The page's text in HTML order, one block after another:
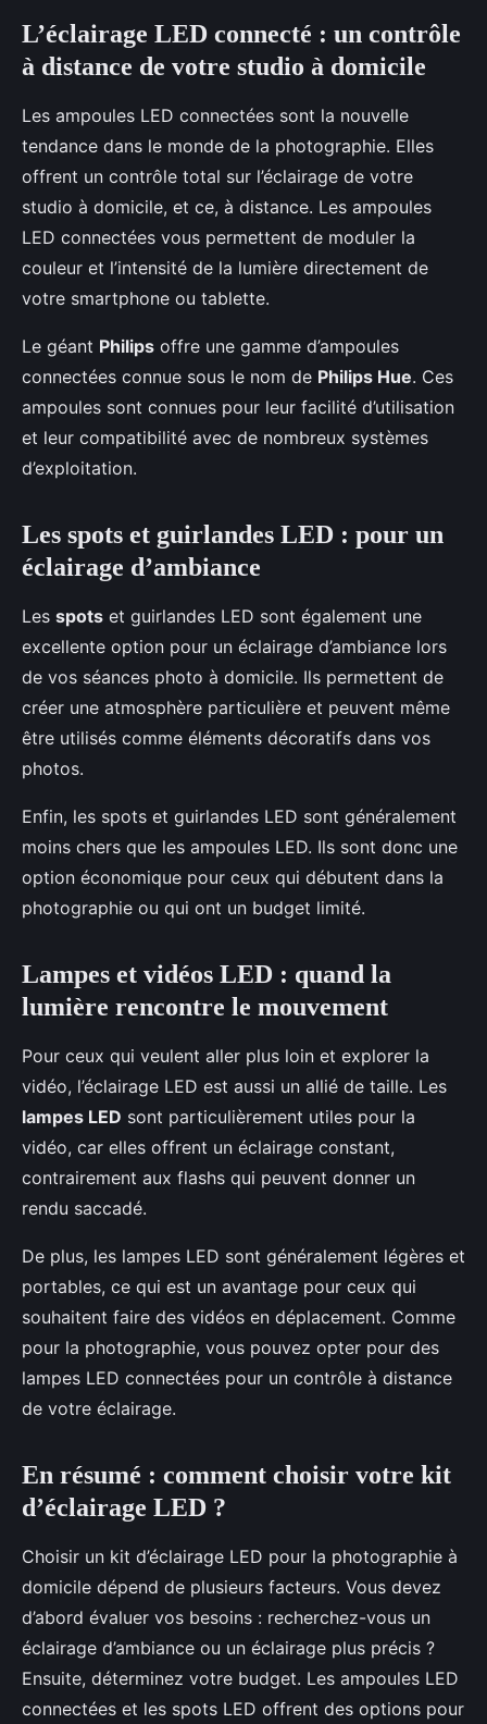
L’éclairage LED connecté : un contrôle
à distance de votre studio à domicile
Les ampoules LED connectées sont la nouvelle
tendance dans le monde de la photographie. Elles
offrent un contrôle total sur l’éclairage de votre
studio à domicile, et ce, à distance. Les ampoules
LED connectées vous permettent de moduler la
couleur et l’intensité de la lumière directement de
votre smartphone ou tablette.
Le géant Philips offre une gamme d’ampoules
connectées connue sous le nom de Philips Hue. Ces
ampoules sont connues pour leur facilité d’utilisation
et leur compatibilité avec de nombreux systèmes
d’exploitation.
Les spots et guirlandes LED : pour un
éclairage d’ambiance
Les spots et guirlandes LED sont également une
excellente option pour un éclairage d’ambiance lors
de vos séances photo à domicile. Ils permettent de
créer une atmosphère particulière et peuvent même
être utilisés comme éléments décoratifs dans vos
photos.
Enfin, les spots et guirlandes LED sont généralement
moins chers que les ampoules LED. Ils sont donc une
option économique pour ceux qui débutent dans la
photographie ou qui ont un budget limité.
Lampes et vidéos LED : quand la
lumière rencontre le mouvement
Pour ceux qui veulent aller plus loin et explorer la
vidéo, l’éclairage LED est aussi un allié de taille. Les
lampes LED sont particulièrement utiles pour la
vidéo, car elles offrent un éclairage constant,
contrairement aux flashs qui peuvent donner un
rendu saccadé.
De plus, les lampes LED sont généralement légères et
portables, ce qui est un avantage pour ceux qui
souhaitent faire des vidéos en déplacement. Comme
pour la photographie, vous pouvez opter pour des
lampes LED connectées pour un contrôle à distance
de votre éclairage.
En résumé : comment choisir votre kit
d’éclairage LED ?
Choisir un kit d’éclairage LED pour la photographie à
domicile dépend de plusieurs facteurs. Vous devez
d’abord évaluer vos besoins : recherchez-vous un
éclairage d’ambiance ou un éclairage plus précis ?
Ensuite, déterminez votre budget. Les ampoules LED
connectées et les spots LED offrent des options pour